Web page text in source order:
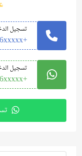
تسجيل
+05706xxxxx
تسجيل
+05706xxxxx